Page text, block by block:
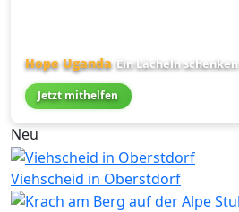
Hope Uganda Ein Lächeln schenken
Jetzt mithelfen
Neu
Viehscheid in Oberstdorf